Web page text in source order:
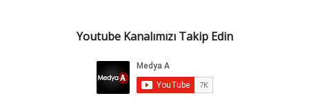
Youtube Kanalımızı Takip Edin